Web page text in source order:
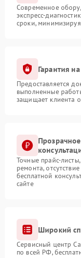
Современное
экспресс-
сроки,
Гарантия
Предоставляется
выполненные
защищает клиента
Точные прайс-
ремонта,
бесплатной
сайте
Широкий
Сервисный центр
по всей РФ,